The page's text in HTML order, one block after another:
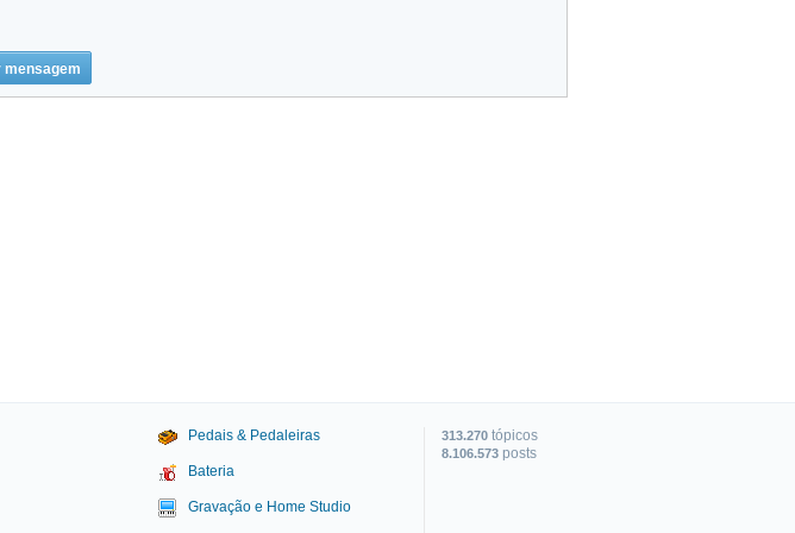
Pedais & Pedaleiras
Bateria
Gravação e Home Studio
313.270 tópicos
8.106.573 posts